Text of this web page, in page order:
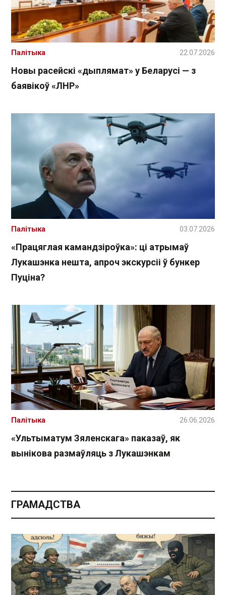
Новы расейскі «дыплямат» у Беларусі — з
баявікоў «ЛНР»
Палітыка 22.07.2026
«Працяглая камандзіроўка»: ці атрымаў
Лукашэнка нешта, апроч экскурсіі ў бункер
Пуціна?
Палітыка 03.07.2026
«Ультыматум Зяленскага» паказаў, як
вынікова размаўляць з Лукашэнкам
Палітыка 26.06.2026
ГРАМАДСТВА